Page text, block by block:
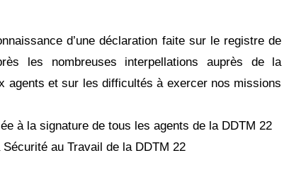
d’une déclaration faite sur le registre de
les nombreuses interpellations auprès de la
agents et sur les difficultés à exercer nos missions
à la signature de tous les agents de la DDTM 22
au Travail de la DDTM 22